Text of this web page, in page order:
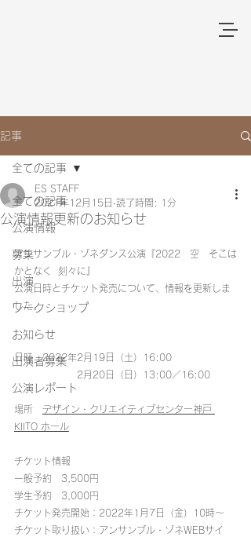
記事
全ての記事
公演情報
募集
出演
ワークショップ
お知らせ
出演者募集
公演レポート
全ての記事
公演情報更新のお知らせ
ES STAFF
2021年12月15日 読了時間: 1分
アンサンブル・ゾネダンス公演『2022　空　そこは
かとなく  刻々に』
公演日時とチケット発売について、情報を更新しま
した。
日時　2022年2月19日（土）16:00
2月20日（日）13:00／16:00
場所 デザイン・クリエイティブセンター神戸
KIITO ホール
チケット情報
一般予約　3,500円
学生予約　3,000円
チケット発売開始：2022年1月7日（金）10時～
チケット取り扱い：アンサンブル・ゾネWEBサイ